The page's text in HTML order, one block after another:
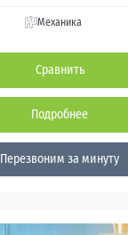
Механика
Сравнить
Подробнее
Перезвоним за минуту